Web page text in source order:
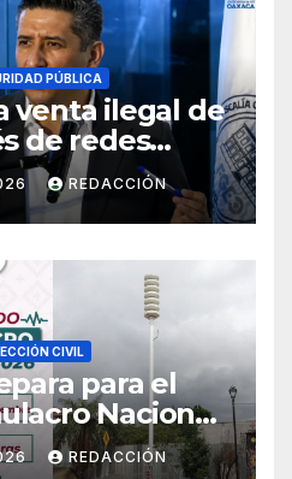
PÚBLICA
venta ilegal de
de redes
y advierte
REDACCIÓN
CIVIL
para el
Nacional
el 19 de
REDACCIÓN